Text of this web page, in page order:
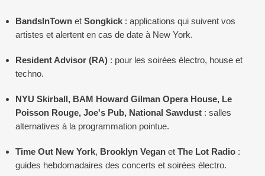
BandsInTown et Songkick : applications qui suivent vos
artistes et alertent en cas de date à New York.
Resident Advisor (RA) : pour les soirées électro, house et
techno.
NYU Skirball, BAM Howard Gilman Opera House, Le
Poisson Rouge, Joe's Pub, National Sawdust : salles
alternatives à la programmation pointue.
Time Out New York, Brooklyn Vegan et The Lot Radio :
guides hebdomadaires des concerts et soirées électro.